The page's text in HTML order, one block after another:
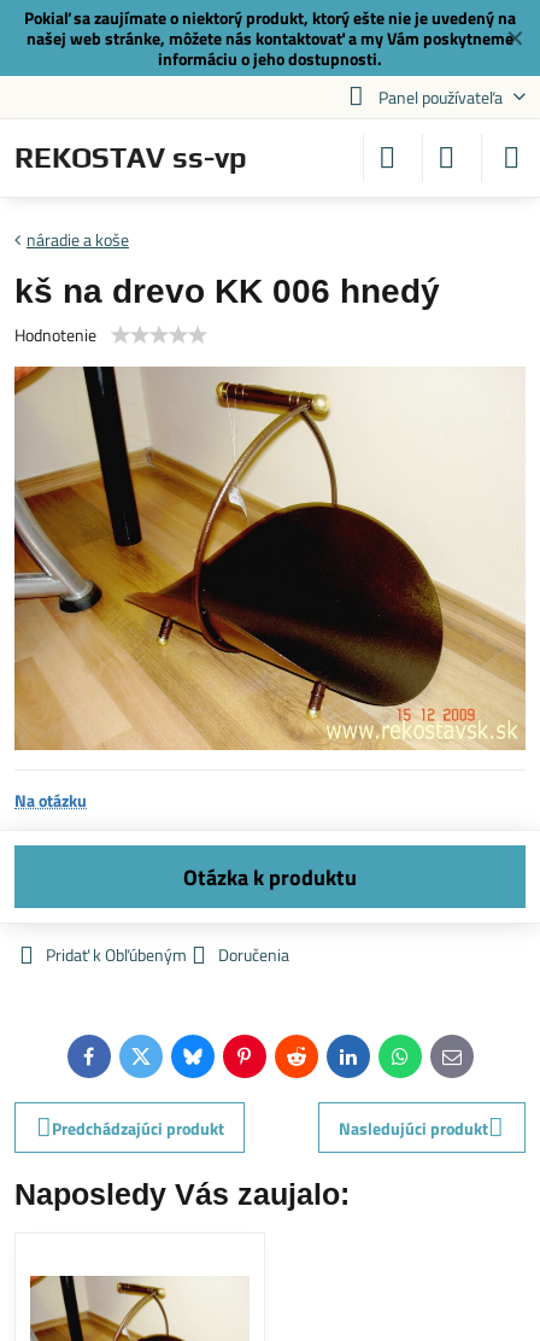
✕
Pokiaľ sa zaujímate o niektorý produkt, ktorý ešte nie je uvedený na
našej web stránke, môžete nás kontaktovaťa my Vám poskytneme
informáciu o jeho dostupnosti.
Panel používateľa
REKOSTAV ss-vp
náradie a koše
kš na drevo KK 006 hnedý
Hodnotenie
Na otázku
Pridať k Obľúbeným Doručenia
FacebookTwitterBlueskyPinterestReddit LinkedInWhatsApp
E-
mail
Predchádzajúci produkt
Nasledujúci produkt
Naposledy Vás zaujalo: